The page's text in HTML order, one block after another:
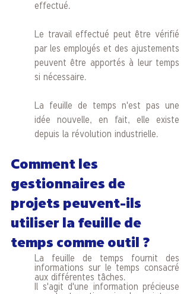
effectué.
Le travail effectué peut être vérifié
par les employés et des ajustements
peuvent être apportés à leur temps
si nécessaire.
La feuille de temps n'est pas une
idée nouvelle, en fait, elle existe
depuis la révolution industrielle.
Comment les
gestionnaires de
projets peuvent-ils
utiliser la feuille de
temps comme outil ?
La feuille de temps fournit des
informations sur le temps consacré
aux différentes tâches.
Il s'agit d'une information précieuse